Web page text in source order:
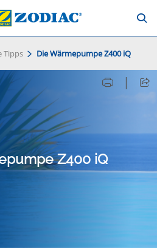
Tipps Die Wärmepumpe Z400 iQ
Z400 iQ
|